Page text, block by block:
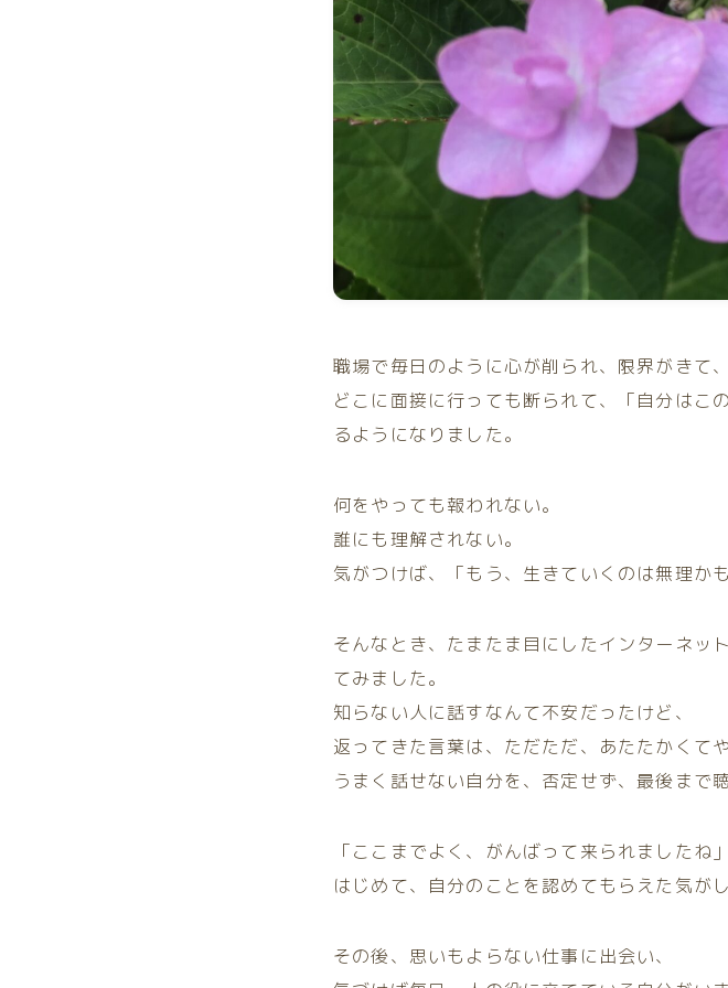
職場で毎日のように心が削られ、限界がきて
どこに面接に行っても断られて、「自分はこ
るようになりました。
何をやっても報われない。
誰にも理解されない。
気がつけば、「もう、生きていくのは無理か
そんなとき、たまたま目にしたインターネッ
てみました。
知らない人に話すなんて不安だったけど、
返ってきた言葉は、ただただ、あたたかくて
うまく話せない自分を、否定せず、最後まで
「ここまでよく、がんばって来られましたね
はじめて、自分のことを認めてもらえた気が
その後、思いもよらない仕事に出会い、